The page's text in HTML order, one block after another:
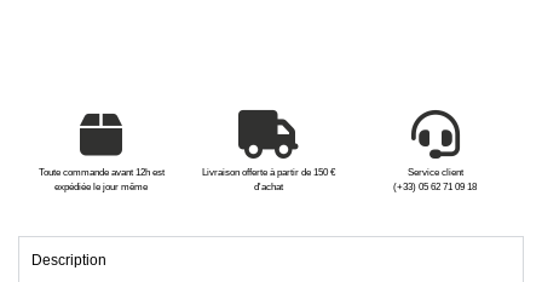
Toute commande avant 12h est
expédiée le jour même
Livraison offerte à partir de 150 €
d'achat
Service client
(+33) 05 62 71 09 18
Description